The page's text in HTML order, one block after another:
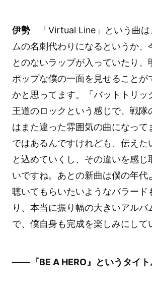
伊勢「Virtual Line」という曲は
ムの名刺代わりになるというか、
とのないラップが入っていたり、
ポップな僕の一面を見せることが
かと思ってます。「バットトリッ
王道のロックという感じで、戦隊
はまた違った雰囲気の曲になって
ではあるんですけれども、伝えた
と込めていくし、その違いを感じ
いですね。あとの新曲は僕の年代
聴いてもらいたいようなバラード
り、本当に振り幅の大きいアルバ
で、僕自身も完成を楽しみにして
――『BE A HERO』というタイト